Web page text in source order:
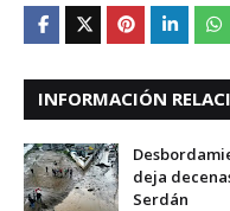
INFORMACIÓN
deja
Serdán